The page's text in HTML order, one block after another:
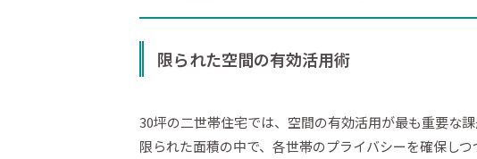
限られた空間の有効活用術
30坪の二世帯住宅では、空間の有効活用が最も重要な課
限られた面積の中で、各世帯のプライバシーを確保しつ